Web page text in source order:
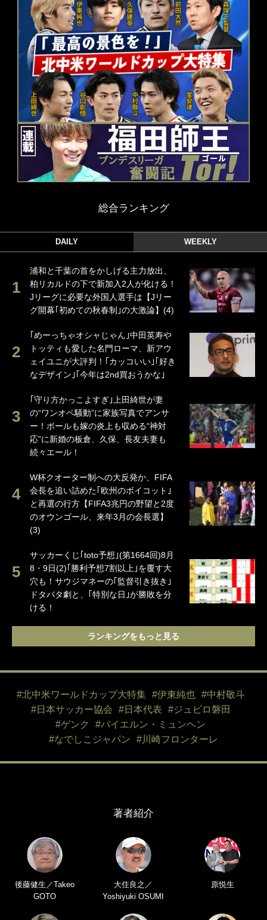
総合ランキング
DAILY WEEKLY
浦和と千葉の首をかしげる主力放出、
柏リカルドの下で新加入2人が化ける！
Jリーグに必要な外国人選手は【Jリー
グ開幕｢初めての秋春制｣の大激論】(4)
｢めーっちゃオシャじゃん｣中田英寿や
トッティも愛した名門ローマ、新アウ
ェイユニが大評判！｢カッコいい｣｢好き
なデザイン｣｢今年は2nd買おうかな｣
｢守り方かっこよすぎ｣上田綺世が妻
の“ワンオペ騒動”に家族写真でアンサ
ー！ボールも嫁の炎上も収める“神対
応”に新婚の板倉、久保、長友夫妻も
続々エール！
W杯クオーター制への大反発か、FIFA
会長を追い詰めた｢欧州のボイコット｣
と再選の行方【FIFA3兆円の野望と2度
のオウンゴール、来年3月の会長選】
(3)
サッカーくじ｢toto予想｣(第1664回)8月
8・9日(2)｢勝利予想7割以上｣を覆す大
穴も！サウジマネーの｢監督引き抜き｣
ドタバタ劇と、｢特別な日｣が勝敗を分
ける！
ランキングをもっと見る
#北中米ワールドカップ大特集 #伊東純也
#中村敬斗
#日本サッカー協会
#日本代表
#ジュビロ磐田
#ゲンク
#バイエルン・ミュンヘン
#なでしこジャパン
#川崎フロンターレ
著者紹介
後藤健生／Takeo
GOTO
大住良之／
Yoshiyuki OSUMI
原悦生